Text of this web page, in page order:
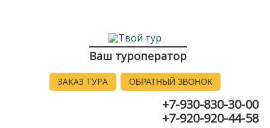
Ваш туроператор
ЗАКАЗ ТУРА ОБРАТНЫЙ ЗВОНОК
+7-930-830-30-00
+7-920-920-44-58